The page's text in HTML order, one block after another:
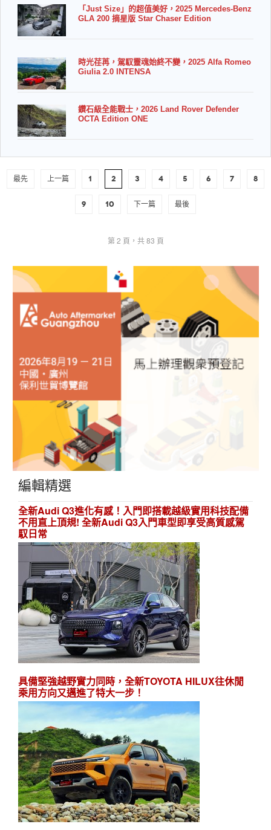
「Just Size」的超值美好，2025 Mercedes-Benz
GLA 200 摘星版 Star Chaser Edition
時光荏苒，駕馭靈魂始終不變，2025 Alfa Romeo
Giulia 2.0 INTENSA
鑽石級全能戰士，2026 Land Rover Defender
OCTA Edition ONE
最先 上一篇 1 2 3 4 5 6 7 8
9 10 下一篇 最後
第 2 頁，共 83 頁
編輯精選
全新Audi Q3進化有感！入門即搭載越級實用科技配備
不用直上頂規! 全新Audi Q3入門車型即享受高質感駕
馭日常
具備堅強越野實力同時，全新TOYOTA HILUX往休閒
乘用方向又邁進了特大一步！